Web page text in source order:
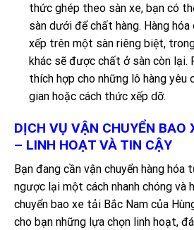
thức ghép theo sàn xe, bạn có
sàn dưới để chất hàng. Hàng
xếp trên một sàn riêng biệt,
khác sẽ được chất ở sàn còn lại.
thích hợp cho những lô hàng yêu
gian hoặc cách thức xếp dỡ.
DỊCH VỤ VẬN CHUYỂN BAO
– LINH HOẠT VÀ TIN CẬY
Bạn đang cần vận chuyển hàng hóa
ngược lại một cách nhanh chóng và
chuyển bao xe tải Bắc Nam của
cho bạn những lựa chọn linh hoạt,